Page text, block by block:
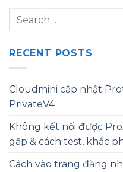
RECENT POSTS
Cloudmini cập nhật
PrivateV4
Không kết nối được
gặp & cách test, khắc
Cách vào trang đăng